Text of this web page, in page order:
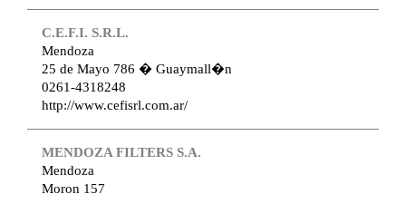
C.E.F.I. S.R.L.
Mendoza
25 de Mayo 786 � Guaymall�n
0261-4318248
http://www.cefisrl.com.ar/
MENDOZA FILTERS S.A.
Mendoza
Moron 157